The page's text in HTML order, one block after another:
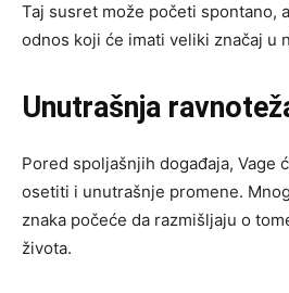
Taj susret može početi spontano,
odnos koji će imati veliki značaj u
Unutrašnja
Pored spoljašnjih događaja, Vage
osetiti i unutrašnje promene.
znaka počeće da razmišljaju o
života.